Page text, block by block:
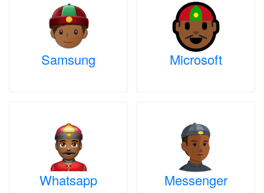
Samsung Microsoft
Whatsapp Messenger